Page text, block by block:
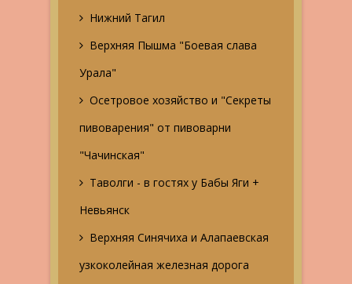
Нижний Тагил
Верхняя Пышма "Боевая слава
Урала"
Осетровое хозяйство и "Секреты
пивоварения" от пивоварни
"Чачинская"
Таволги - в гостях у Бабы Яги +
Невьянск
Верхняя Синячиха и Алапаевская
узкоколейная железная дорога